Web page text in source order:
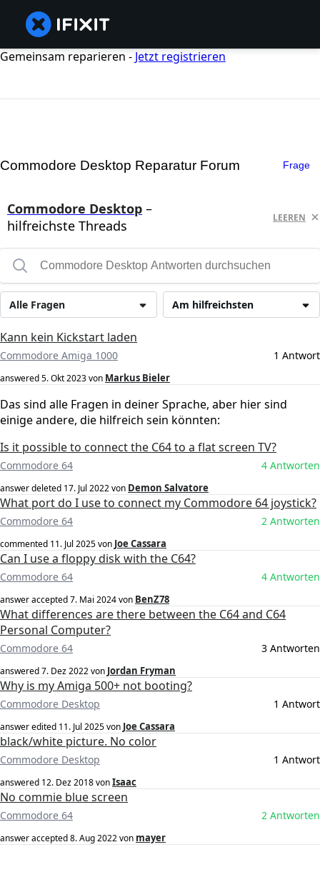
Gemeinsam reparieren - Jetzt registrieren
Commodore Desktop Reparatur Forum Frage
Commodore Desktop –
hilfreichste Threads
LEEREN
Am hilfreichsten
Alle Fragen
Kann kein Kickstart laden
Commodore Amiga 1000 1 Antwort
answered5. Okt 2023von Markus Bieler
Das sind alle Fragen in deiner Sprache, aber hier sind
einige andere, die hilfreich sein könnten:
Is it possible to connect the C64 to a flat screen TV?
Commodore 64 4 Antworten
answer deleted 17. Jul 2022von Demon Salvatore
What port do I use to connect my Commodore 64 joystick?
Commodore 64 2 Antworten
commented 11. Jul 2025von Joe Cassara
Can I use a floppy disk with the C64?
Commodore 64 4 Antworten
answer accepted7. Mai 2024von BenZ78
What differences are there between the C64 and C64
Personal Computer?
Commodore 64 3 Antworten
answered7. Dez 2022von Jordan Fryman
Why is my Amiga 500+ not booting?
Commodore Desktop 1 Antwort
answer edited 11. Jul 2025von Joe Cassara
black/white picture. No color
Commodore Desktop 1 Antwort
answered 12. Dez 2018vonIsaac
No commie blue screen
Commodore 64 2 Antworten
answer accepted8. Aug 2022von mayer